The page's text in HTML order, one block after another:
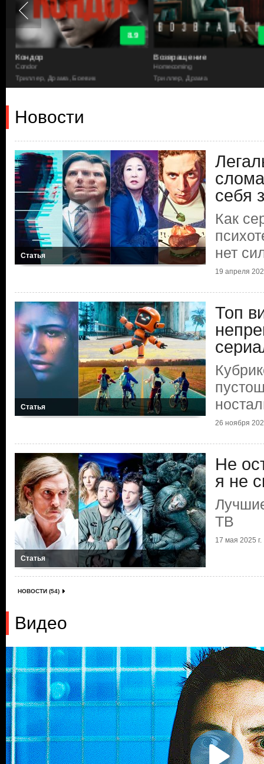
8.9
Кондор
Condor
Триллер, Драма, Боевик
Возвращение
Homecoming
Триллер, Драма
Новости
Статья
себя
Как
нет
19 апреля
Статья
Топ
26 ноября
Статья
Не
я не
ТВ
17 мая 2025 г.
НОВОСТИ (54)
Видео